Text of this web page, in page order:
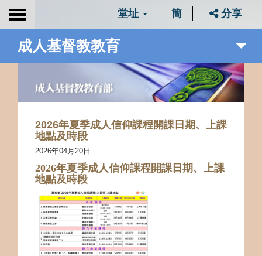
Toggle
堂址 簡 分享
成人基督教教育
2026年夏季成人信仰課程開課日期、上課
地點及時段
2026年04月20日
2026年夏季成人信仰課程開課日期、上課
地點及時段